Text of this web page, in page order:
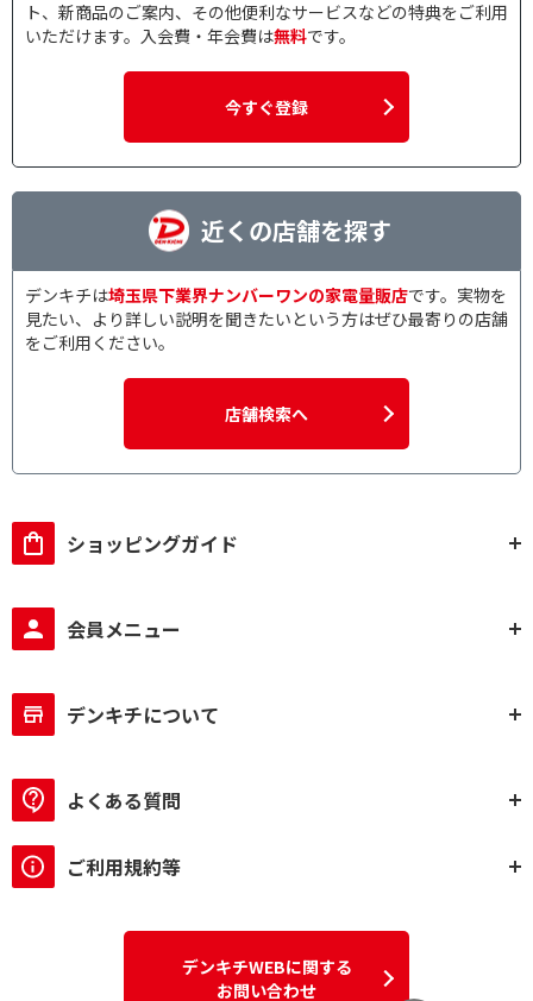
ト、新商品のご案内、その他便利なサービスなどの特典をご利用
いただけます。入会費・年会費は無料です。
今すぐ登録
近くの店舗を探す
デンキチは埼玉県下業界ナンバーワンの家電量販店です。実物を
見たい、より詳しい説明を聞きたいという方はぜひ最寄りの店舗
をご利用ください。
店舗検索へ
ショッピングガイド
会員メニュー
デンキチについて
よくある質問
ご利用規約等
デンキチWEBに関する
お問い合わせ